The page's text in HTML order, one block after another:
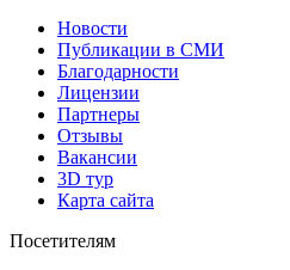
Новости
Публикации в СМИ
Благодарности
Лицензии
Партнеры
Отзывы
Вакансии
3D тур
Карта сайта
Посетителям